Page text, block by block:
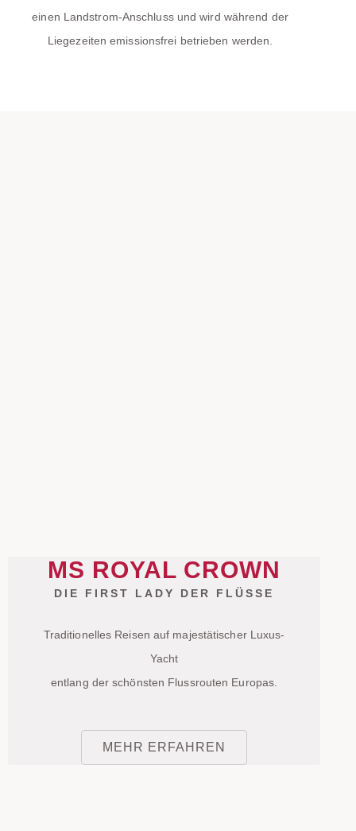
einen Landstrom-Anschluss und wird während der
Liegezeiten emissionsfrei betrieben werden.
MS ROYAL CROWN
DIE FIRST LADY DER FLÜSSE
Traditionelles Reisen auf majestätischer Luxus-
Yacht
entlang der schönsten Flussrouten Europas.
MEHR ERFAHREN